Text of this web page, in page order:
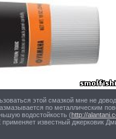
этой смазкой мне не
по металлическим
водостойкость (http://
известный джерковик